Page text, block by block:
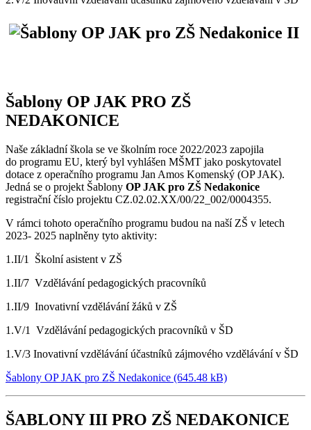
Šablony OP JAK PRO ZŠ
NEDAKONICE
Naše základní škola se ve školním roce 2022/2023 zapojila
do programu EU, který byl vyhlášen MŠMT jako poskytovatel
dotace z operačního programu Jan Amos Komenský (OP JAK).
Jedná se o projekt Šablony OP JAK pro ZŠ Nedakonice
registrační číslo projektu CZ.02.02.XX/00/22_002/0004355.
V rámci tohoto operačního programu budou na naší ZŠ v letech
2023- 2025 naplněny tyto aktivity:
1.II/1 Školní asistent v ZŠ
1.II/7 Vzdělávání pedagogických pracovníků
1.II/9 Inovativní vzdělávání žáků v ZŠ
1.V/1 Vzdělávání pedagogických pracovníků v ŠD
1.V/3 Inovativní vzdělávání účastníků zájmového vzdělávání v ŠD
Šablony OP JAK pro ZŠ Nedakonice (645.48 kB)
ŠABLONY III PRO ZŠ NEDAKONICE